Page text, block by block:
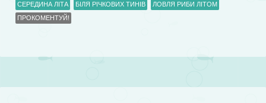
СЕРЕДИНА ЛІТА БІЛЯ РІЧКОВИХ ТИНІВ
ЛОВЛЯ РИБИ ЛІТОМ
ПРОКОМЕНТУЙ!